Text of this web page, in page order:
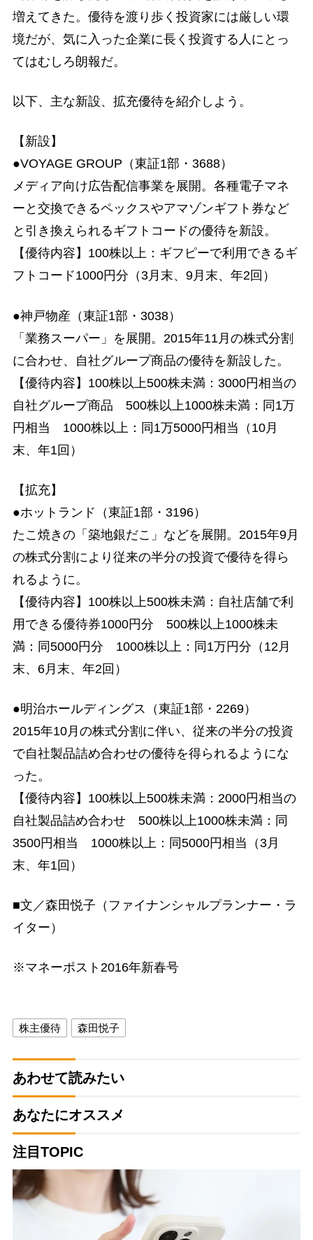
増えてきた。優待を渡り歩く投資家には厳しい環
境だが、気に入った企業に長く投資する人にとっ
てはむしろ朗報だ。
以下、主な新設、拡充優待を紹介しよう。
【新設】
●VOYAGE GROUP（東証1部・3688）
メディア向け広告配信事業を展開。各種電子マネ
ーと交換できるペックスやアマゾンギフト券など
と引き換えられるギフトコードの優待を新設。
【優待内容】100株以上：ギフピーで利用できるギ
フトコード1000円分（3月末、9月末、年2回）
●神戸物産（東証1部・3038）
「業務スーパー」を展開。2015年11月の株式分割
に合わせ、自社グループ商品の優待を新設した。
【優待内容】100株以上500株未満：3000円相当の
自社グループ商品 500株以上1000株未満：同1万
円相当 1000株以上：同1万5000円相当（10月
末、年1回）
【拡充】
●ホットランド（東証1部・3196）
たこ焼きの「築地銀だこ」などを展開。2015年9月
の株式分割により従来の半分の投資で優待を得ら
れるように。
【優待内容】100株以上500株未満：自社店舗で利
用できる優待券1000円分 500株以上1000株未
満：同5000円分 1000株以上：同1万円分（12月
末、6月末、年2回）
●明治ホールディングス（東証1部・2269）
2015年10月の株式分割に伴い、従来の半分の投資
で自社製品詰め合わせの優待を得られるようにな
った。
【優待内容】100株以上500株未満：2000円相当の
自社製品詰め合わせ 500株以上1000株未満：同
3500円相当 1000株以上：同5000円相当（3月
末、年1回）
■文／森田悦子（ファイナンシャルプランナー・ラ
イター）
※マネーポスト2016年新春号
株主優待 森田悦子
あわせて読みたい
あなたにオススメ
注目TOPIC